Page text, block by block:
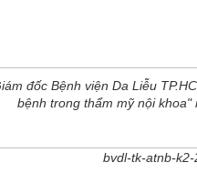
đốc Bệnh viện Da Liễu
bệnh trong thẩm mỹ nội khoa"